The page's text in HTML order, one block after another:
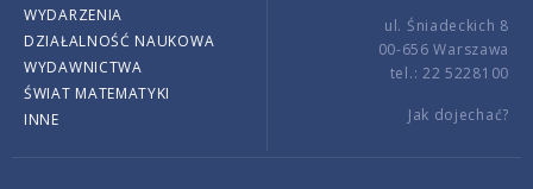
WYDARZENIA
DZIAŁALNOŚĆ NAUKOWA
WYDAWNICTWA
ŚWIAT MATEMATYKI
INNE
ul. Śniadeckich 8
00-656 Warszawa
tel.: 22 5228100
Jak dojechać?